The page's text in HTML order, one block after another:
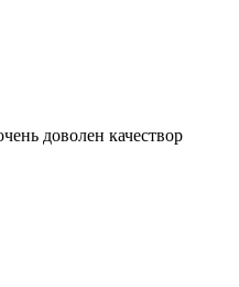
доволен качествор